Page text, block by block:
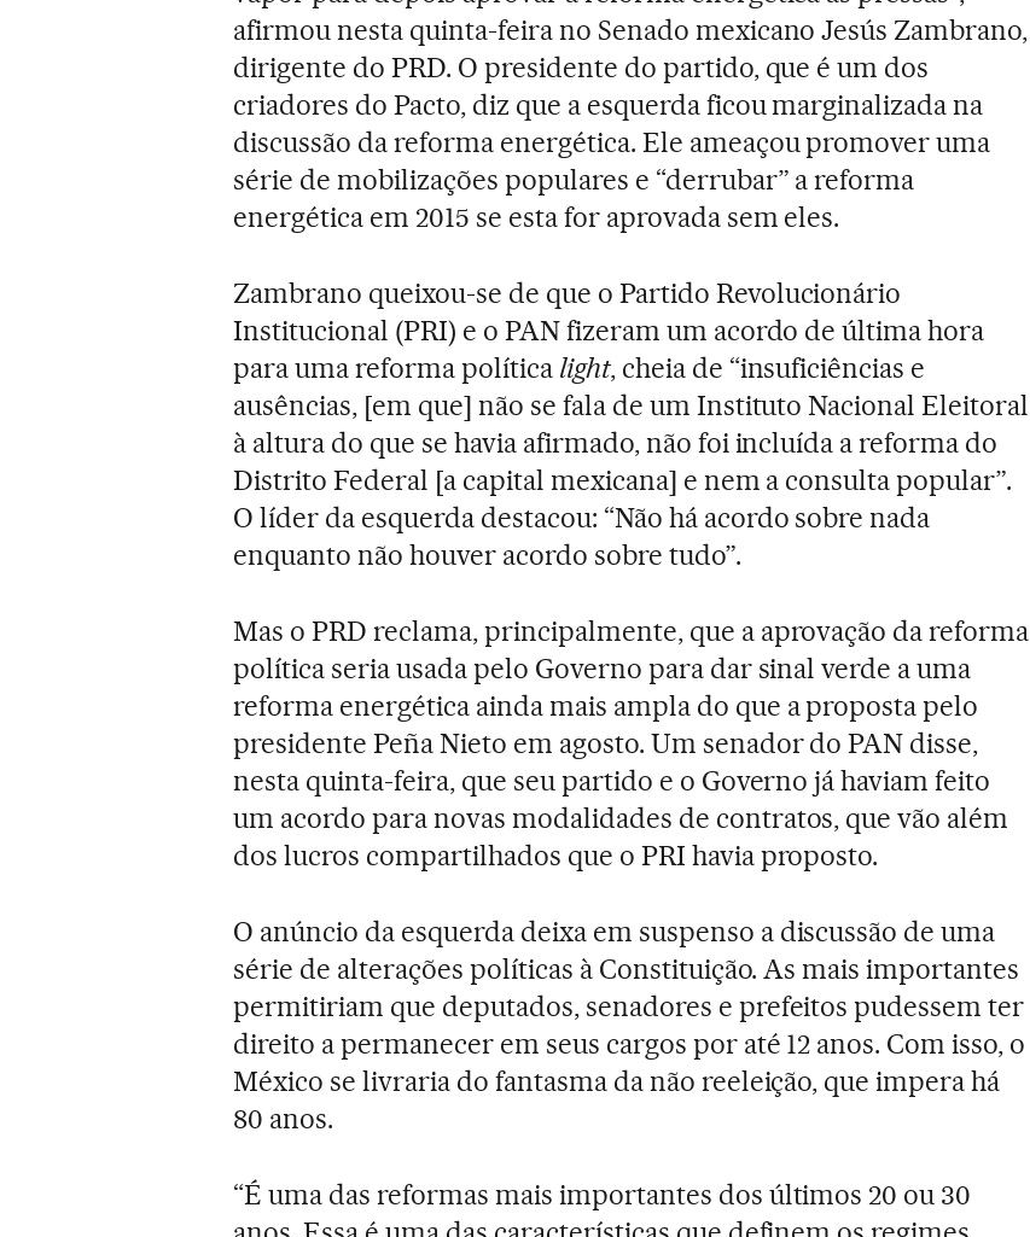
afirmou nesta quinta-feira no Senado mexicano Jesús Zambrano,
dirigente do PRD. O presidente do partido, que é um dos
criadores do Pacto, diz que a esquerda ficou marginalizada na
discussão da reforma energética. Ele ameaçou promover uma
série de mobilizações populares e “derrubar” a reforma
energética em 2015 se esta for aprovada sem eles.
Zambrano queixou-se de que o Partido Revolucionário
Institucional (PRI) e o PAN fizeram um acordo de última hora
para uma reforma política light, cheia de “insuficiências e
ausências, [em que] não se fala de um Instituto Nacional Eleitoral
à altura do que se havia afirmado, não foi incluída a reforma do
Distrito Federal [a capital mexicana] e nem a consulta popular”.
O líder da esquerda destacou: “Não há acordo sobre nada
enquanto não houver acordo sobre tudo”.
Mas o PRD reclama, principalmente, que a aprovação da reforma
política seria usada pelo Governo para dar sinal verde a uma
reforma energética ainda mais ampla do que a proposta pelo
presidente Peña Nieto em agosto. Um senador do PAN disse,
nesta quinta-feira, que seu partido e o Governo já haviam feito
um acordo para novas modalidades de contratos, que vão além
dos lucros compartilhados que o PRI havia proposto.
O anúncio da esquerda deixa em suspenso a discussão de uma
série de alterações políticas à Constituição. As mais importantes
permitiriam que deputados, senadores e prefeitos pudessem ter
direito a permanecer em seus cargos por até 12 anos. Com isso, o
México se livraria do fantasma da não reeleição, que impera há
80 anos.
“É uma das reformas mais importantes dos últimos 20 ou 30